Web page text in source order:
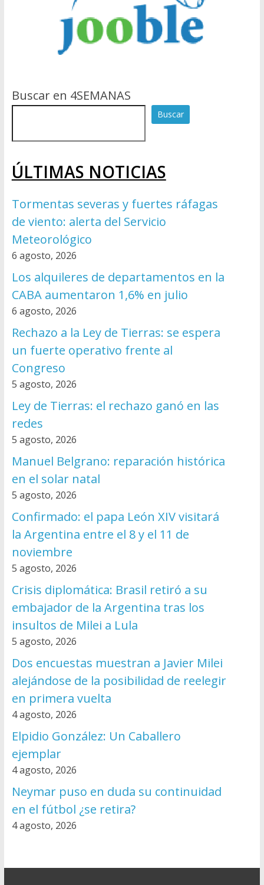
Buscar en 4SEMANAS
Buscar
ÚLTIMAS NOTICIAS
Tormentas severas y fuertes ráfagas
de viento: alerta del Servicio
Meteorológico
6 agosto, 2026
Los alquileres de departamentos en la
CABA aumentaron 1,6% en julio
6 agosto, 2026
Rechazo a la Ley de Tierras: se espera
un fuerte operativo frente al
Congreso
5 agosto, 2026
Ley de Tierras: el rechazo ganó en las
redes
5 agosto, 2026
Manuel Belgrano: reparación histórica
en el solar natal
5 agosto, 2026
Confirmado: el papa León XIV visitará
la Argentina entre el 8 y el 11 de
noviembre
5 agosto, 2026
Crisis diplomática: Brasil retiró a su
embajador de la Argentina tras los
insultos de Milei a Lula
5 agosto, 2026
Dos encuestas muestran a Javier Milei
alejándose de la posibilidad de reelegir
en primera vuelta
4 agosto, 2026
Elpidio González: Un Caballero
ejemplar
4 agosto, 2026
Neymar puso en duda su continuidad
en el fútbol ¿se retira?
4 agosto, 2026